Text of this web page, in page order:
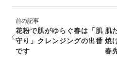
前の記事
花粉で肌がゆらぐ春は「肌
守り」クレンジングの出番
です
肌
焼
春